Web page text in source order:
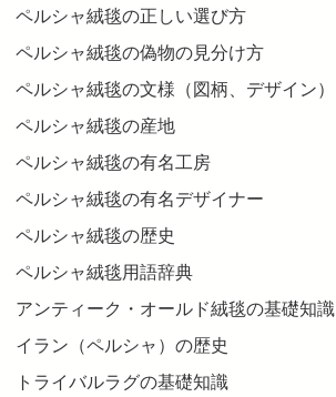
ペルシャ絨毯の正しい選び方
ペルシャ絨毯の偽物の見分け方
ペルシャ絨毯の文様（図柄、デザイン）
ペルシャ絨毯の産地
ペルシャ絨毯の有名工房
ペルシャ絨毯の有名デザイナー
ペルシャ絨毯の歴史
ペルシャ絨毯用語辞典
アンティーク・オールド絨毯の基礎知識
イラン（ペルシャ）の歴史
トライバルラグの基礎知識